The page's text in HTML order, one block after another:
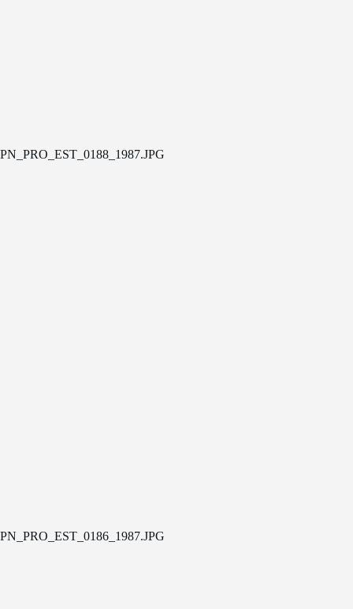
PN_PRO_EST_0188_1987.JPG
PN_PRO_EST_0186_1987.JPG